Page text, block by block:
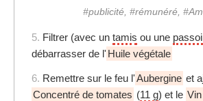
#publicité, #rémunéré,
5. Filtrer (avec un tamis ou une
débarrasser de l' Huile végétale
6. Remettre sur le feu l'Aubergine et
Concentré de tomates (11 g) et le